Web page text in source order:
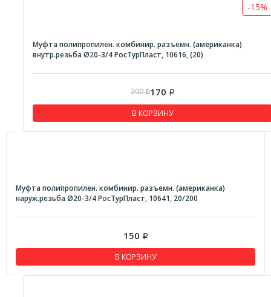
-15%
Муфта полипропилен. комбинир. разъемн. (американка)
внутр.резьба Ø20-3/4 РосТурПласт, 10616, (20)
200Р170 Р
В КОРЗИНУ
Муфта полипропилен. комбинир. разъемн. (американка)
наруж.резьба Ø20-3/4 РосТурПласт, 10641, 20/200
150 Р
В КОРЗИНУ